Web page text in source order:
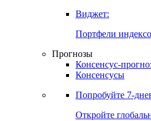
Виджет:
Портфели
Прогнозы
Консенсус-
Консенсусы
Попробуйте 7-
Откройте